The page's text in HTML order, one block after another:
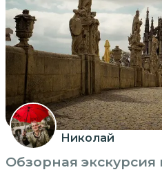
Николай
Обзорная